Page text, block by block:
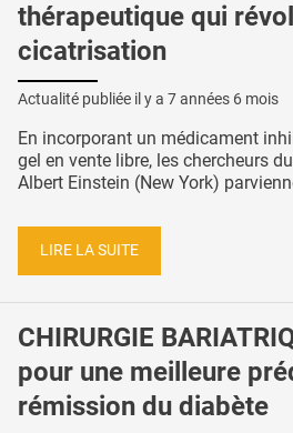
thérapeutique qui
cicatrisation
Actualité publiée il y a 7 années 6 mois
En incorporant un médicament
gel en vente libre, les chercheurs
Albert Einstein (New York)
LIRE LA SUITE
CHIRURGIE
pour une meilleure
rémission du diabète